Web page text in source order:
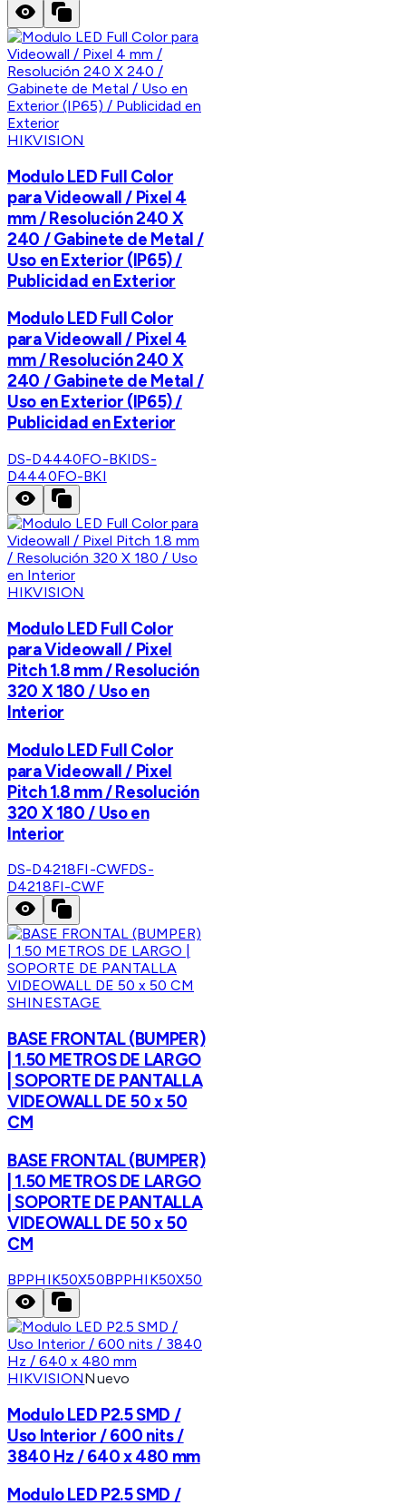
HIKVISION
Modulo LED Full Color
para Videowall / Pixel 4
mm / Resolución 240 X
240 / Gabinete de Metal /
Uso en Exterior (IP65) /
Publicidad en Exterior
Modulo LED Full Color
para Videowall / Pixel 4
mm / Resolución 240 X
240 / Gabinete de Metal /
Uso en Exterior (IP65) /
Publicidad en Exterior
DS-D4440FO-BKIDS-
D4440FO-BKI
HIKVISION
Modulo LED Full Color
para Videowall / Pixel
Pitch 1.8 mm / Resolución
320 X 180 / Uso en
Interior
Modulo LED Full Color
para Videowall / Pixel
Pitch 1.8 mm / Resolución
320 X 180 / Uso en
Interior
DS-D4218FI-CWFDS-
D4218FI-CWF
SHINESTAGE
BASE FRONTAL (BUMPER)
| 1.50 METROS DE LARGO
| SOPORTE DE PANTALLA
VIDEOWALL DE 50 x 50
CM
BASE FRONTAL (BUMPER)
| 1.50 METROS DE LARGO
| SOPORTE DE PANTALLA
VIDEOWALL DE 50 x 50
CM
BPPHIK50X50BPPHIK50X50
HIKVISIONNuevo
Modulo LED P2.5 SMD /
Uso Interior / 600 nits /
3840 Hz / 640 x 480 mm
Modulo LED P2.5 SMD /